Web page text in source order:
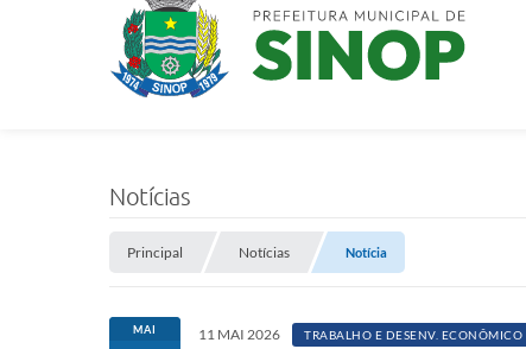
Notícias
Principal Notícias Notícia
MAI 11 MAI 2026 TRABALHO E DESENV. ECONÔMICO